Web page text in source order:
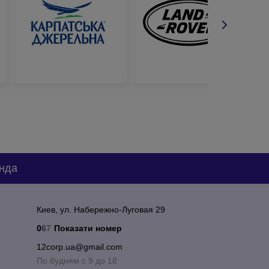
нашем сайте представлен широкий
логотипа отличаются высоким
для вас способом:
Киев, ул. Набережно-Луговая 29
067 Показати номер
12corp.ua@gmail.com
По будням с 9 до 18